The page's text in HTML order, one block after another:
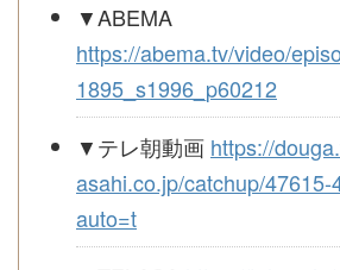
▼ABEMA
https://abema.tv/video/
1895_s1996_p60212
▼テレ朝動画 https://
asahi.co.jp/catchup/47615-
auto=t